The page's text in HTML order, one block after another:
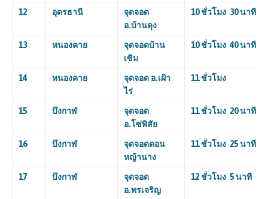
12 อุดรธานี
จุดจอด
อ.บ้านดุง
10 ชั่วโมง 30 นาที
13 หนองคาย
จุดจอดบ้าน
เซิม
10 ชั่วโมง 40 นาที
14 หนองคาย
จุดจอด อ.เฝ้า
ไร่
11 ชั่วโมง
15 บึงกาฬ
จุดจอด
อ.โซ่พิสัย
11 ชั่วโมง 20 นาที
16 บึงกาฬ
จุดจอดดอน
หญ้านาง
11 ชั่วโมง 25 นาที
17 บึงกาฬ
จุดจอด
อ.พรเจริญ
12 ชั่วโมง 5 นาที